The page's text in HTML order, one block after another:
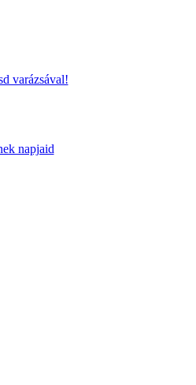
varázsával!
napjaid